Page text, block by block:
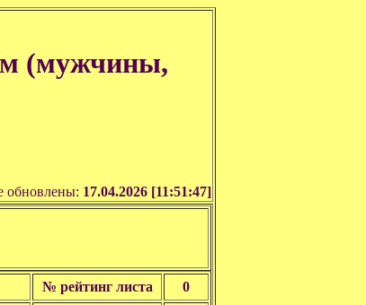
(мужчины,
обновлены: 17.04.2026 [11:51:47]
№ рейтинг листа
0